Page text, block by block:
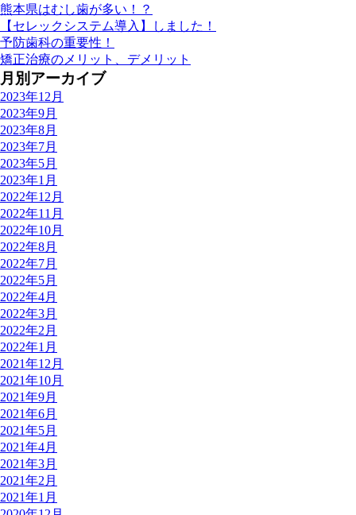
熊本県はむし歯が多い！？
【セレックシステム導入】しました！
予防歯科の重要性！
矯正治療のメリット、デメリット
月別アーカイブ
2023年12月
2023年9月
2023年8月
2023年7月
2023年5月
2023年1月
2022年12月
2022年11月
2022年10月
2022年8月
2022年7月
2022年5月
2022年4月
2022年3月
2022年2月
2022年1月
2021年12月
2021年10月
2021年9月
2021年6月
2021年5月
2021年4月
2021年3月
2021年2月
2021年1月